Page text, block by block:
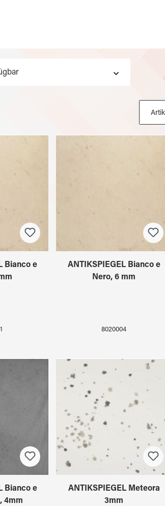
Bianco e
ANTIKSPIEGEL Bianco e
Nero, 6 mm
8020004
Bianco e
4mm
ANTIKSPIEGEL Meteora
3mm